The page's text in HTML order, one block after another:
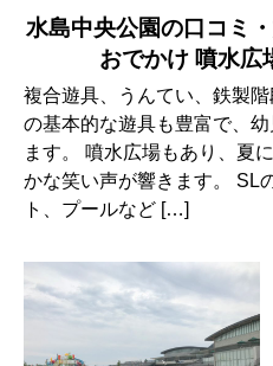
水島中央公園の口コミ
おでかけ 噴水広
複合遊具、うんてい、鉄製
の基本的な遊具も豊富で、
ます。 噴水広場もあり、夏
かな笑い声が響きます。 SL
ト、プールなど […]